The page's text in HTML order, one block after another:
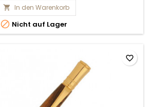
 In den Warenkorb
 Nicht auf Lager
favorite_border